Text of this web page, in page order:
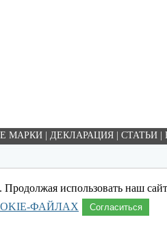
МАРКИ ДЕКЛАРАЦИЯ СТАТЬИ
410-869 использовать наш
ФАЙЛАХ
Согласиться